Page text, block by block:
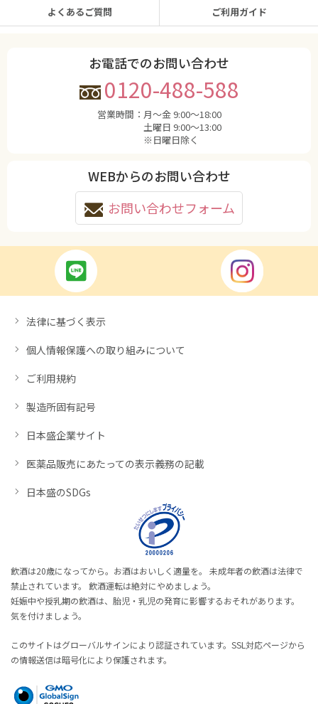
よくあるご質問 ご利用ガイド
お電話でのお問い合わせ
0120-488-588
営業時間： 月〜金 9:00〜18:00
土曜日 9:00〜13:00
※日曜日除く
WEBからのお問い合わせ
お問い合わせフォーム
法律に基づく表示
個人情報保護への取り組みについて
ご利用規約
製造所固有記号
日本盛企業サイト
医薬品販売にあたっての表示義務の記載
日本盛のSDGs
飲酒は20歳になってから。お酒はおいしく適量を。 未成年者の飲酒は法律で
禁止されています。 飲酒運転は絶対にやめましょう。
妊娠中や授乳期の飲酒は、胎児・乳児の発育に影響するおそれがあります。
気を付けましょう。
このサイトはグローバルサインにより認証されています。SSL対応ページから
の情報送信は暗号化により保護されます。